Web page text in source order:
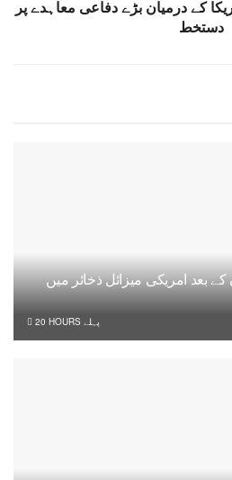
کے درمیان بڑے دفاعی معاہدے پر
دستخط
کے بعد امریکی میزائل ذخائر میں
20 HOURS پہلے